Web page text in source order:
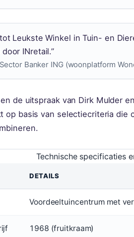
Leukste Winkel in Tuin- en
INretail.”
Banker ING (woonplatform
de uitspraak van Dirk Mulder
op basis van selectiecriteria die
Technische specificaties
DETAILS
Voordeeltuincentrum met
1968 (fruitkraam)